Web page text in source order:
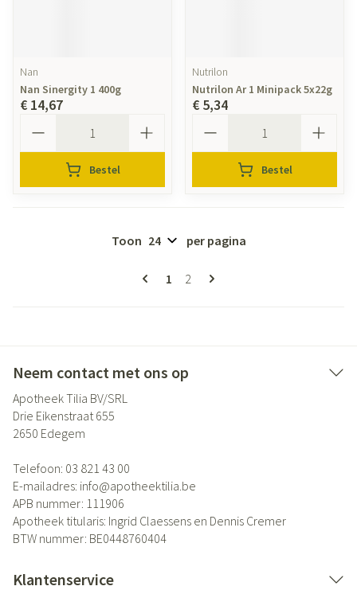
Nan
Nan Sinergity 1 400g
€ 14,67
Bestel
Nutrilon
Nutrilon Ar 1 Minipack 5x22g
€ 5,34
Bestel
Pagina's
U lees momenteel pagina
1 Pagina
2
Toon per pagina
Neem contact met ons op
Apotheek Tilia BV/SRL
Drie Eikenstraat 655
2650 Edegem
Telefoon: 03 821 43 00
E-mailadres: info@apotheektilia.be
APB nummer: 111906
Apotheek titularis: Ingrid Claessens en Dennis Cremer
BTW nummer: BE0448760404
Klantenservice